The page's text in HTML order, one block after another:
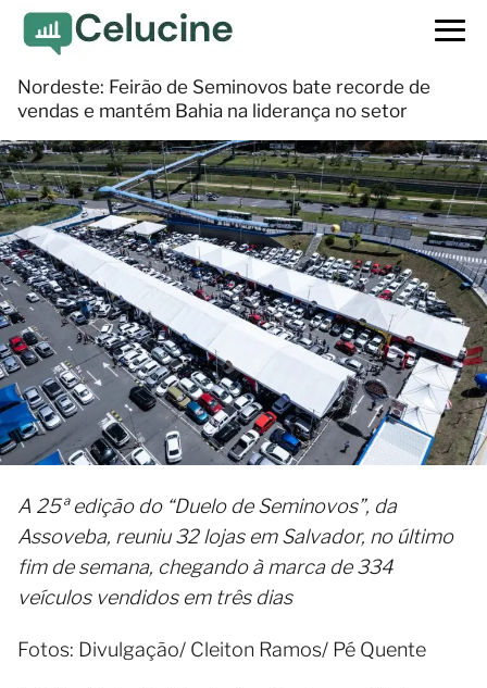
Nordeste: Feirão de Seminovos bate recorde de
vendas e mantém Bahia na liderança no setor
A 25ª edição do “Duelo de Seminovos”, da
Assoveba, reuniu 32 lojas em Salvador, no último
fim de semana, chegando à marca de 334
veículos vendidos em três dias
Fotos: Divulgação/ Cleiton Ramos/ Pé Quente